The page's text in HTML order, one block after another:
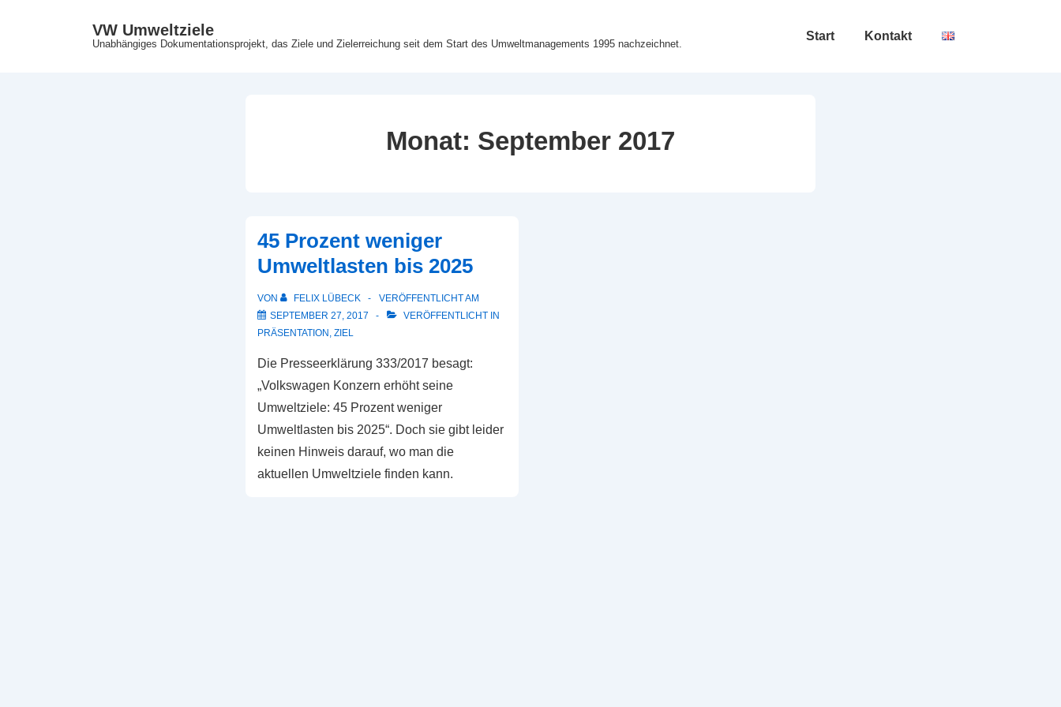
VW Umweltziele
Unabhängiges Dokumentationsprojekt, das Ziele und Zielerreichung seit dem Start des Umweltmanagements 1995 nachzeichnet.
Hauptnavigation
Start Kontakt
Monat: September 2017
45 Prozent weniger
Umweltlasten bis 2025
VON FELIX LÜBECK
VERÖFFENTLICHT AM
SEPTEMBER 27, 2017
VERÖFFENTLICHT IN
PRÄSENTATION , ZIEL
Die Presseerklärung 333/2017 besagt:
„Volkswagen Konzern erhöht seine
Umweltziele: 45 Prozent weniger
Umweltlasten bis 2025“. Doch sie gibt leider
keinen Hinweis darauf, wo man die
aktuellen Umweltziele finden kann.